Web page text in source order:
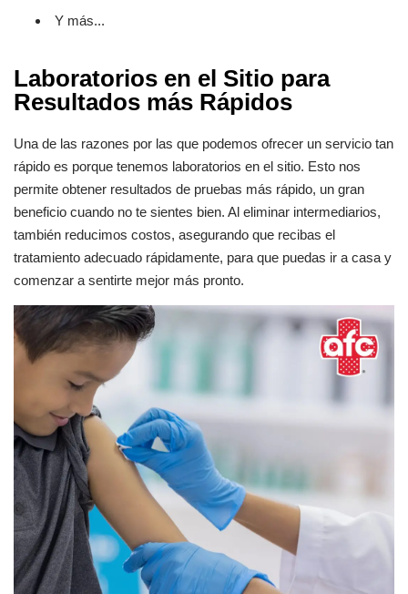
Y más...
Laboratorios en el Sitio para
Resultados más Rápidos
Una de las razones por las que podemos ofrecer un servicio tan
rápido es porque tenemos laboratorios en el sitio. Esto nos
permite obtener resultados de pruebas más rápido, un gran
beneficio cuando no te sientes bien. Al eliminar intermediarios,
también reducimos costos, asegurando que recibas el
tratamiento adecuado rápidamente, para que puedas ir a casa y
comenzar a sentirte mejor más pronto.